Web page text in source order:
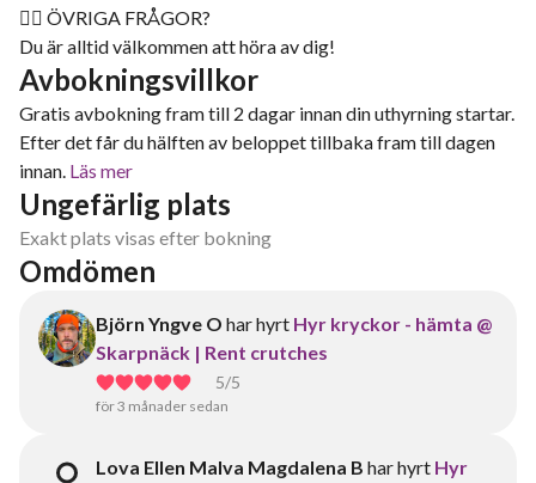
🙋‍♂️ ÖVRIGA FRÅGOR?
Du är alltid välkommen att höra av dig!
Avbokningsvillkor
Gratis avbokning fram till 2 dagar innan din uthyrning startar.
Efter det får du hälften av beloppet tillbaka fram till dagen
innan. Läs mer
Ungefärlig plats
Exakt plats visas efter bokning
Omdömen
Björn Yngve O har hyrt Hyr kryckor - hämta @
Skarpnäck | Rent crutches
5/5
för 3 månader sedan
Lova Ellen Malva Magdalena B har hyrt Hyr